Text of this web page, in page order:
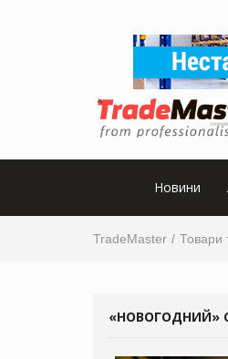
Новини
TradeMaster Товари
«НОВОГОДНИЙ»